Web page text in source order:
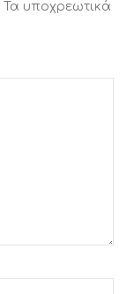
Τα υποχρεωτικά